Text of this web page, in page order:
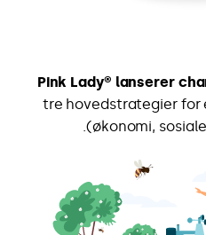
Pink Lady® lanserer
tre hovedstrategier
(økonomi,